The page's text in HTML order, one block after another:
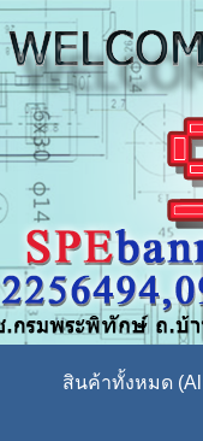
สินค้าทั้งหมด